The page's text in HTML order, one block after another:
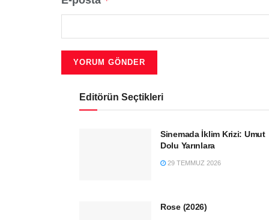
Editörün Seçtikleri
Sinemada İklim Krizi: Umut
Dolu Yarınlara
29 TEMMUZ 2026
Rose (2026)